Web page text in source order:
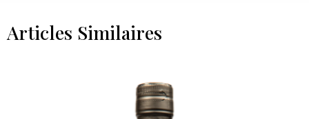
Articles Similaires